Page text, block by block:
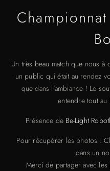
Un très beau match que nous
un public qui était au rendez
que dans l’ambiance ! Le
entendre tout
Présence de Be-Light
Pour récupérer les photos :
dans un
Merci de partager avec